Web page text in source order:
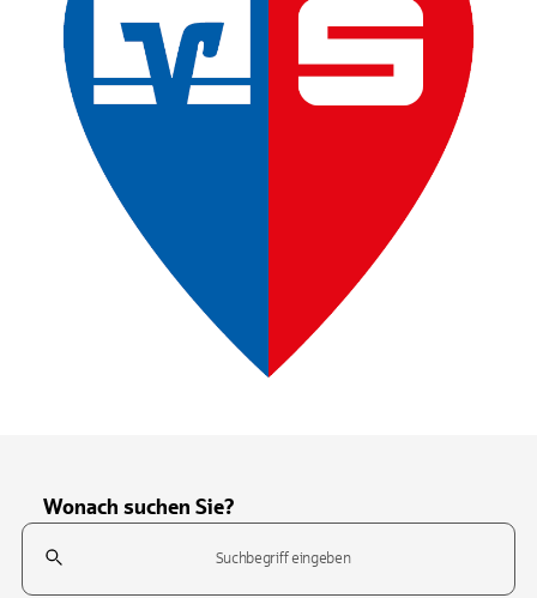
Wonach suchen Sie?
Suchfeld